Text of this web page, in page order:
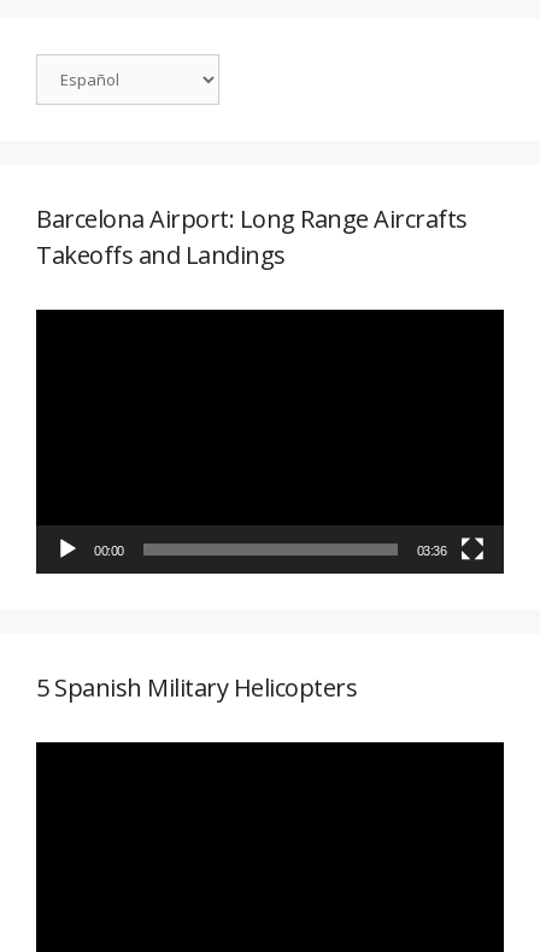
Barcelona Airport: Long Range Aircrafts
Takeoffs and Landings
00:00 03:36
5 Spanish Military Helicopters